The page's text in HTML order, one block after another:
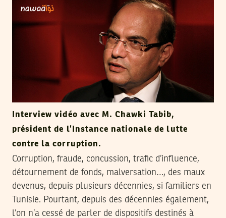
Interview vidéo avec M. Chawki Tabib,
président de l’Instance nationale de lutte
contre la corruption.
Corruption, fraude, concussion, trafic d’influence,
détournement de fonds, malversation…, des maux
devenus, depuis plusieurs décennies, si familiers en
Tunisie. Pourtant, depuis des décennies également,
l’on n’a cessé de parler de dispositifs destinés à